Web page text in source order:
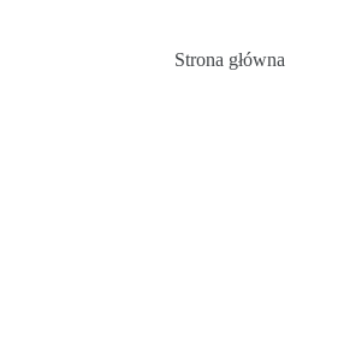
Strona główna